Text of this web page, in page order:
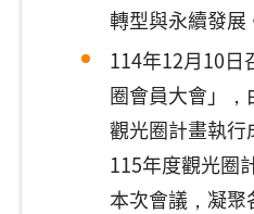
轉型與永續發展
114年12月10日
圈會員大會」
觀光圈計畫執行
115年度觀光圈
本次會議，凝